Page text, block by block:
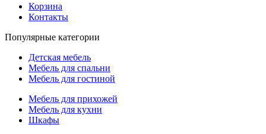
Корзина
Контакты
Популярные категории
Детская мебель
Мебель для спальни
Мебель для гостиной
Мебель для прихожей
Мебель для кухни
Шкафы